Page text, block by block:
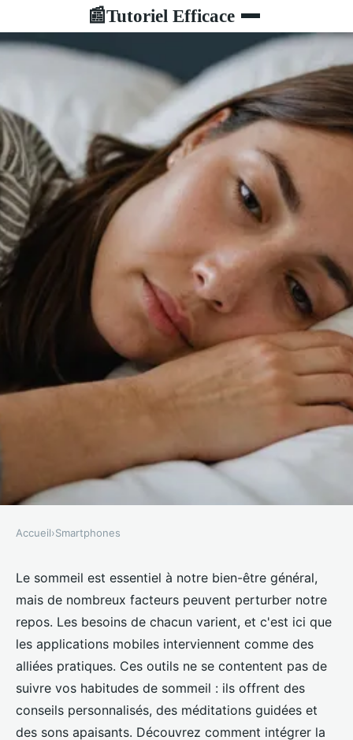
📰Tutoriel Efficace
SMARTPHONES
Les applications mobiles pour
améliorer votre sommeil
François•16 octobre 2024• 5 min de lecture
Accueil›Smartphones
Le sommeil est essentiel à notre bien-être général,
mais de nombreux facteurs peuvent perturber notre
repos. Les besoins de chacun varient, et c'est ici que
les applications mobiles interviennent comme des
alliées pratiques. Ces outils ne se contentent pas de
suivre vos habitudes de sommeil : ils offrent des
conseils personnalisés, des méditations guidées et
des sons apaisants. Découvrez comment intégrer la